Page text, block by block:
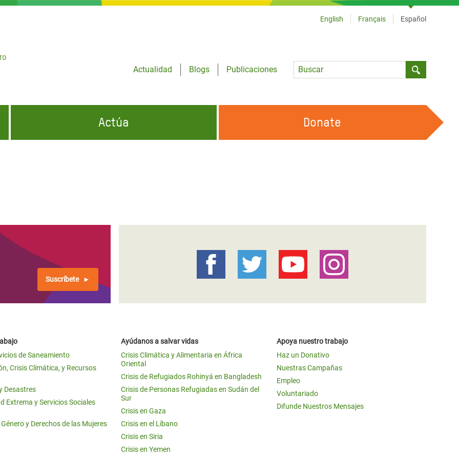
Actualidad
Blogs
Publicaciones
Language
English Français Español
Climática y Alimentaria
Oriental
de Personas Refugiadas
del Sur
Siria
Yemen
Actúa Donate
Suscríbete
de Saneamiento
Crisis Climática, y Recursos
Desastres
Extrema y Servicios Sociales
y Derechos de las Mujeres
Ayúdanos a salvar vidas
Crisis Climática y Alimentaria en África
Oriental
Crisis de Refugiados Rohinyá en Bangladesh
Crisis de Personas Refugiadas en Sudán del
Sur
Crisis en Gaza
Crisis en el Líbano
Crisis en Siria
Crisis en Yemen
Apoya nuestro trabajo
Haz un Donativo
Nuestras Campañas
Empleo
Voluntariado
Difunde Nuestros Mensajes